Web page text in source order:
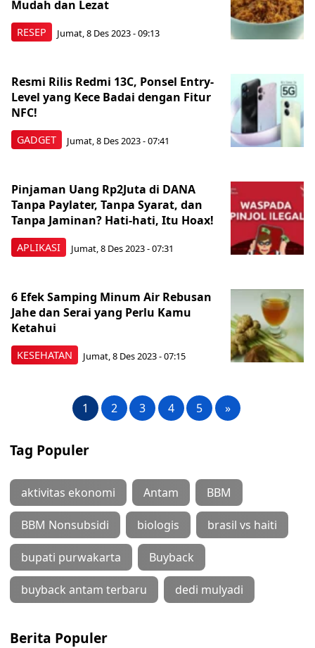
RESEP
Mudah dan Lezat
Jumat, 8 Des 2023 - 09:13
GADGET
Resmi Rilis Redmi 13C, Ponsel Entry-
Level yang Kece Badai dengan Fitur
NFC!
Jumat, 8 Des 2023 - 07:41
APLIKASI
Pinjaman Uang Rp2Juta di DANA
Tanpa Paylater, Tanpa Syarat, dan
Tanpa Jaminan? Hati-hati, Itu Hoax!
Jumat, 8 Des 2023 - 07:31
KESEHATAN
6 Efek Samping Minum Air Rebusan
Jahe dan Serai yang Perlu Kamu
Ketahui
Jumat, 8 Des 2023 - 07:15
1 2 3 4 5 »
Tag Populer
aktivitas ekonomi Antam BBM
BBM Nonsubsidi biologis brasil vs haiti
bupati purwakarta Buyback
buyback antam terbaru dedi mulyadi
Berita Populer